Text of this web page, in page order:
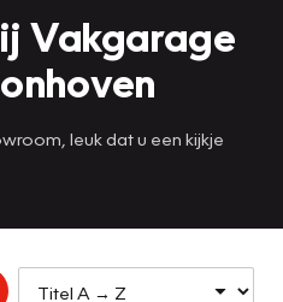
Vakgarage
leuk dat u een kijkje